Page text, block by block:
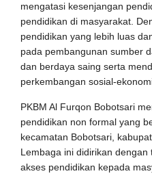
mengatasi kesenjangan
pendidikan di masyarakat.
pendidikan yang lebih luas
pada pembangunan sumber
dan berdaya saing serta
perkembangan sosial-
PKBM Al Furqon Bobotsari
pendidikan non formal yang
kecamatan Bobotsari,
Lembaga ini didirikan
akses pendidikan kepada